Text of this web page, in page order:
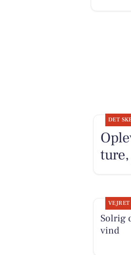
DET
VEJRET
Solrig
vind